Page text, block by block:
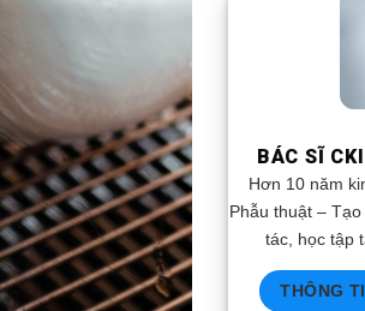
BÁC SĨ
Hơn 10 năm
Phẫu thuật –
tác, học tập
THÔNG